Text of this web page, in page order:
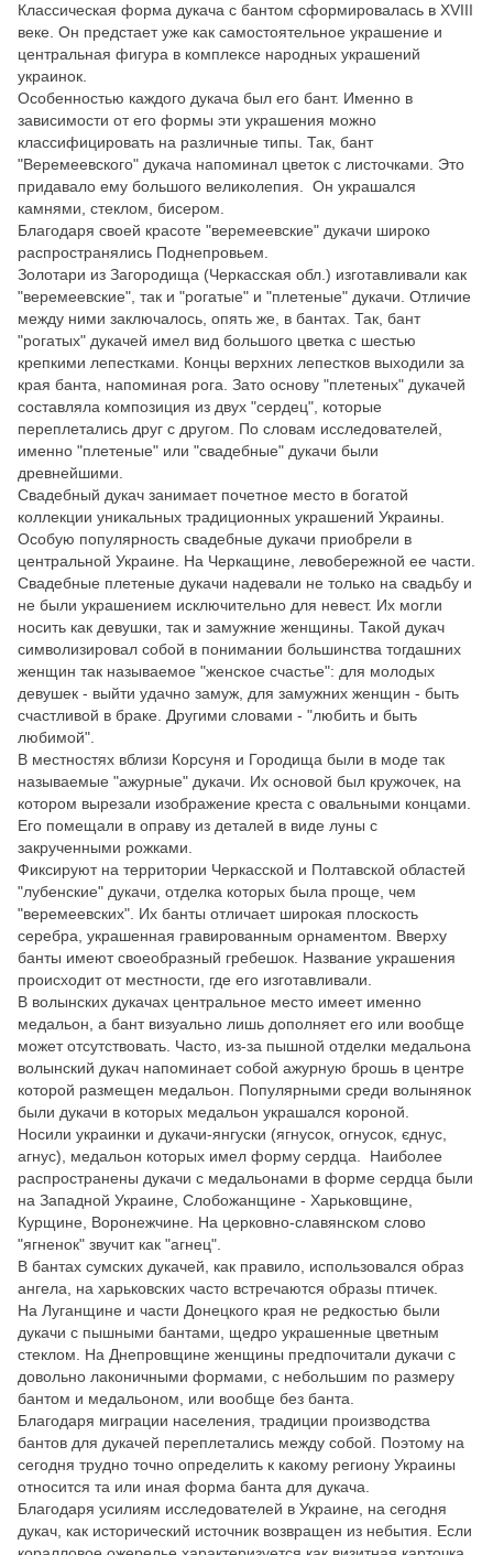
Классическая форма дукача с бантом сформировалась в XVIII
веке. Он предстает уже как самостоятельное украшение и
центральная фигура в комплексе народных украшений
украинок.
Особенностью каждого дукача был его бант. Именно в
зависимости от его формы эти украшения можно
классифицировать на различные типы. Так, бант
"Веремеевского" дукача напоминал цветок с листочками. Это
придавало ему большого великолепия. Он украшался
камнями, стеклом, бисером.
Благодаря своей красоте "веремеевские" дукачи широко
распространялись Поднепровьем.
Золотари из Загородища (Черкасская обл.) изготавливали как
"веремеевские", так и "рогатые" и "плетеные" дукачи. Отличие
между ними заключалось, опять же, в бантах. Так, бант
"рогатых" дукачей имел вид большого цветка с шестью
крепкими лепестками. Концы верхних лепестков выходили за
края банта, напоминая рога. Зато основу "плетеных" дукачей
составляла композиция из двух "сердец", которые
переплетались друг с другом. По словам исследователей,
именно "плетеные" или "свадебные" дукачи были
древнейшими.
Свадебный дукач занимает почетное место в богатой
коллекции уникальных традиционных украшений Украины.
Особую популярность свадебные дукачи приобрели в
центральной Украине. На Черкащине, левобережной ее части.
Свадебные плетеные дукачи надевали не только на свадьбу и
не были украшением исключительно для невест. Их могли
носить как девушки, так и замужние женщины. Такой дукач
символизировал собой в понимании большинства тогдашних
женщин так называемое "женское счастье": для молодых
девушек - выйти удачно замуж, для замужних женщин - быть
счастливой в браке. Другими словами - "любить и быть
любимой".
В местностях вблизи Корсуня и Городища были в моде так
называемые "ажурные" дукачи. Их основой был кружочек, на
котором вырезали изображение креста с овальными концами.
Его помещали в оправу из деталей в виде луны с
закрученными рожками.
Фиксируют на территории Черкасской и Полтавской областей
"лубенские" дукачи, отделка которых была проще, чем
"веремеевских". Их банты отличает широкая плоскость
серебра, украшенная гравированным орнаментом. Вверху
банты имеют своеобразный гребешок. Название украшения
происходит от местности, где его изготавливали.
В волынских дукачах центральное место имеет именно
медальон, а бант визуально лишь дополняет его или вообще
может отсутствовать. Часто, из-за пышной отделки медальона
волынский дукач напоминает собой ажурную брошь в центре
которой размещен медальон. Популярными среди волынянок
были дукачи в которых медальон украшался короной.
Носили украинки и дукачи-янгуски (ягнусок, огнусок, єднус,
агнус), медальон которых имел форму сердца. Наиболее
распространены дукачи с медальонами в форме сердца были
на Западной Украине, Слобожанщине - Харьковщине,
Курщине, Воронежчине. На церковно-славянском слово
"ягненок" звучит как "агнец".
В бантах сумских дукачей, как правило, использовался образ
ангела, на харьковских часто встречаются образы птичек.
На Луганщине и части Донецкого края не редкостью были
дукачи с пышными бантами, щедро украшенные цветным
стеклом. На Днепровщине женщины предпочитали дукачи с
довольно лаконичными формами, с небольшим по размеру
бантом и медальоном, или вообще без банта.
Благодаря миграции населения, традиции производства
бантов для дукачей переплетались между собой. Поэтому на
сегодня трудно точно определить к какому региону Украины
относится та или иная форма банта для дукача.
Благодаря усилиям исследователей в Украине, на сегодня
дукач, как исторический источник возвращен из небытия. Если